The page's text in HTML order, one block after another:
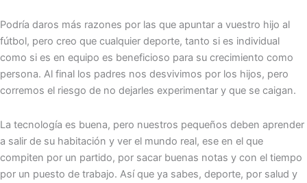
Podría daros más razones por las que apuntar a vuestro hijo al
fútbol, pero creo que cualquier deporte, tanto si es individual
como si es en equipo es beneficioso para su crecimiento como
persona. Al final los padres nos desvivimos por los hijos, pero
corremos el riesgo de no dejarles experimentar y que se caigan.
La tecnología es buena, pero nuestros pequeños deben aprender
a salir de su habitación y ver el mundo real, ese en el que
compiten por un partido, por sacar buenas notas y con el tiempo
por un puesto de trabajo. Así que ya sabes, deporte, por salud y